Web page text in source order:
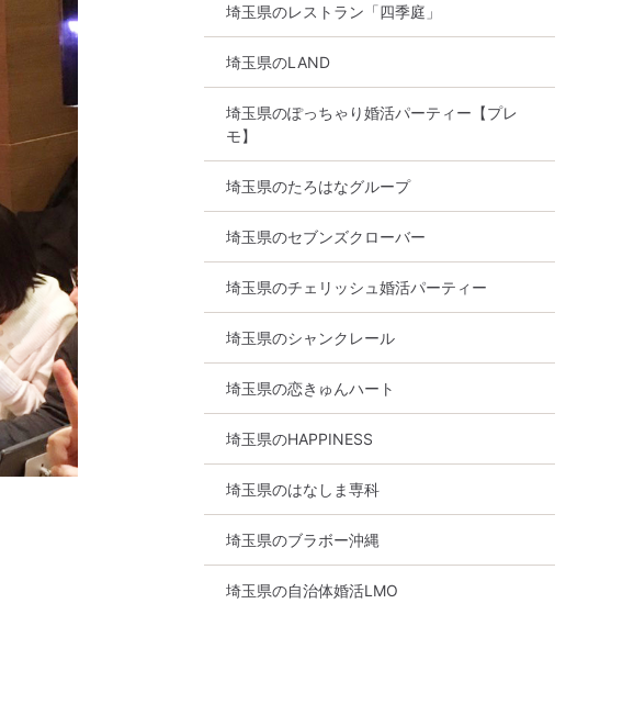
埼玉県のレストラン「四季庭」
埼玉県のLAND
埼玉県のぽっちゃり婚活パーティー【プレ
モ】
埼玉県のたろはなグループ
埼玉県のセブンズクローバー
埼玉県のチェリッシュ婚活パーティー
埼玉県のシャンクレール
埼玉県の恋きゅんハート
埼玉県のHAPPINESS
埼玉県のはなしま専科
埼玉県のブラボー沖縄
埼玉県の自治体婚活LMO